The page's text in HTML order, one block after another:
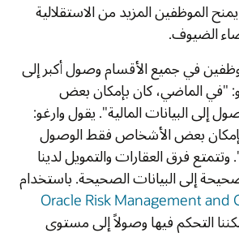
يمنح الموظفين المزيد من الاستقلالية
الضيوف.
في جميع الأقسام وصول أكبر إلى
"في الماضي، كان بإمكان بعض
إلى البيانات المالية". يقول وارغو:
بعض الأشخاص فقط الوصول
وتتمتع فرق العقارات والتمويل لدينا
إلى البيانات الصحيحة. باستخدام
التحكم فيها وصولاً إلى مستوى